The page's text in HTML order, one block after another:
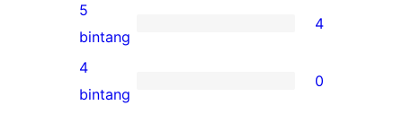
4
ulasan
5-
5
bintang
4
0
4
bintang
0